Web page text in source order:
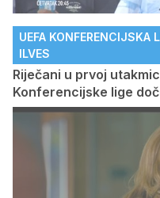
UEFA KONFERENCIJSKA
ILVES
Riječani u prvoj
Konferencijske lige